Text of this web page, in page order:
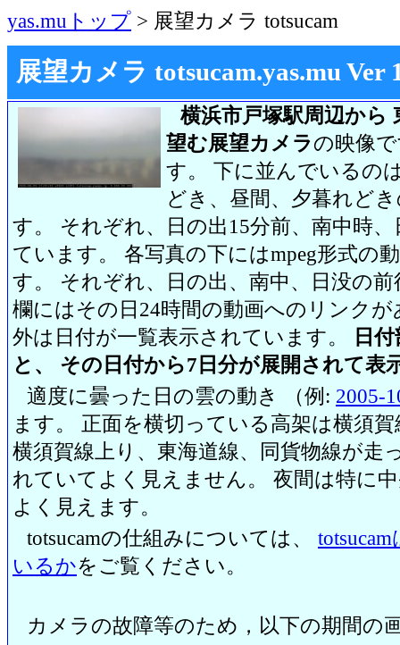
yas.muトップ > 展望カメラ totsucam
展望カメラ totsucam.yas.mu Ver
横浜市戸塚駅周辺から
望む展望カメラの映像
す。 下に並んでいるの
どき、昼間、夕暮れど
す。 それぞれ、日の出15分前、南中時
ています。 各写真の下にはmpeg形式の
す。 それぞれ、日の出、南中、日没の
欄にはその日24時間の動画へのリンク
外は日付が一覧表示されています。
日
と、 その日付から7日分が展開されて表
適度に曇った日の雲の動き （例: 2005-
ます。 正面を横切っている高架は横須
横須賀線上り、東海道線、同貨物線が走
れていてよく見えません。 夜間は特に
よく見えます。
totsucamの仕組みについては、
いるかをご覧ください。
カメラの故障等のため，以下の期間の